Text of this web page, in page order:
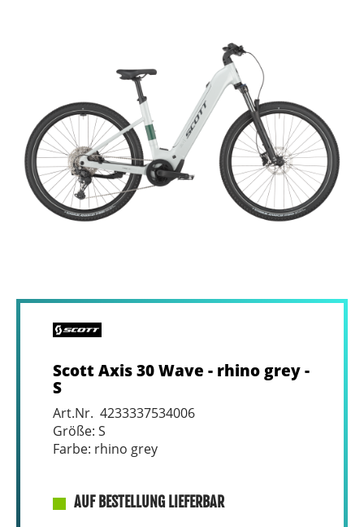
Scott Axis 30 Wave - rhino grey -
S
Art.Nr. 4233337534006
Größe: S
Farbe: rhino grey
AUF BESTELLUNG LIEFERBAR